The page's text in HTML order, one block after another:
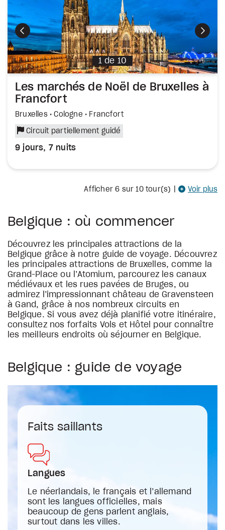
Précédent
1 de 10
Les marchés de Noël de Bruxelles à
Francfort
Bruxelles • Cologne • Francfort
Circuit partiellement guidé
9 jours, 7 nuits
Afficher6 sur 10 tour(s) Voir plus
Belgique : où commencer
Découvrez les principales attractions de la
Belgique grâce à notre guide de voyage. Découvrez
les principales attractions de Bruxelles, comme la
Grand-Place ou l’Atomium, parcourez les canaux
médiévaux et les rues pavées de Bruges, ou
admirez l’impressionnant château de Gravensteen
à Gand, grâce à nos nombreux circuits en
Belgique. Si vous avez déjà planifié votre itinéraire,
consultez nos forfaits Vols et Hôtel pour connaître
les meilleurs endroits où séjourner en Belgique.
Belgique : guide de voyage
Faits saillants
Langues
Le néerlandais, le français et l’allemand
sont les langues officielles, mais
beaucoup de gens parlent anglais,
surtout dans les villes.